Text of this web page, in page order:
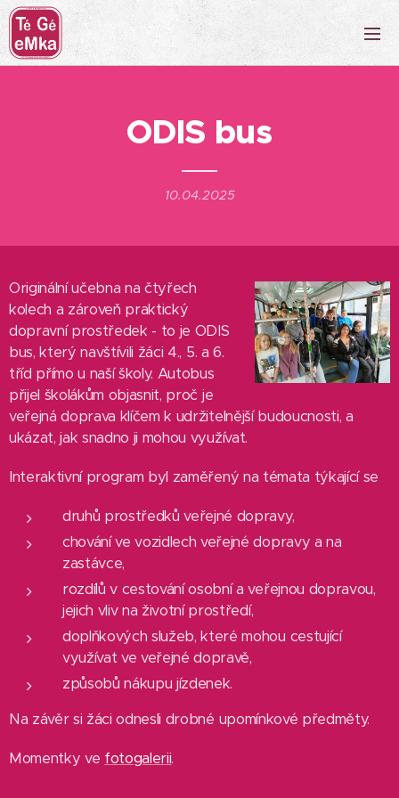
ODIS bus
10.04.2025
Originální učebna na čtyřech
kolech a zároveň praktický
dopravní prostředek - to je ODIS
bus, který navštívili žáci 4., 5. a 6.
tříd přímo u naší školy. Autobus
přijel školákům objasnit, proč je
veřejná doprava klíčem k udržitelnější budoucnosti, a
ukázat, jak snadno ji mohou využívat.
Interaktivní program byl zaměřený na témata týkající se
druhů prostředků veřejné dopravy,
chování ve vozidlech veřejné dopravy a na
zastávce,
rozdílů v cestování osobní a veřejnou dopravou,
jejich vliv na životní prostředí,
doplňkových služeb, které mohou cestující
využívat ve veřejné dopravě,
způsobů nákupu jízdenek.
Na závěr si žáci odnesli drobné upomínkové předměty.
Momentky ve fotogalerii.